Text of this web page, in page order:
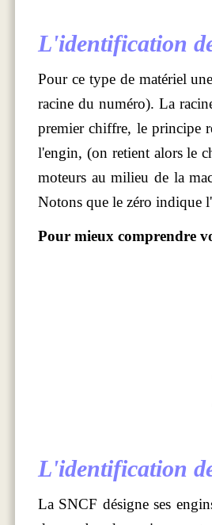
L'identification
Pour ce type de matériel
racine du numéro). La
premier chiffre, le principe
l'engin, (on retient alors le
moteurs au milieu de la
Notons que le zéro indique
Pour mieux comprendre
L'identification
La SNCF désigne ses